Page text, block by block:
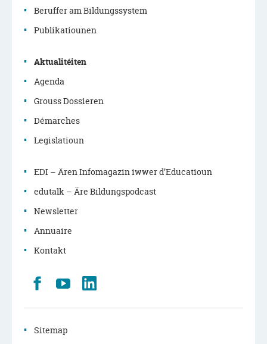
Menu
de
navigation
principale
Beruffer am Bildungssystem
Publikatiounen
Aktualitéiten
Agenda
Grouss Dossieren
Démarches
Legislatioun
EDI – Ären Infomagazin iwwer d’Educatioun
edutalk – Äre Bildungspodcast
Newsletter
Annuaire
Kontakt
Retrouvez
nous
Youtube
Sitemap